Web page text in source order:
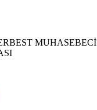
MUHASEBECİ